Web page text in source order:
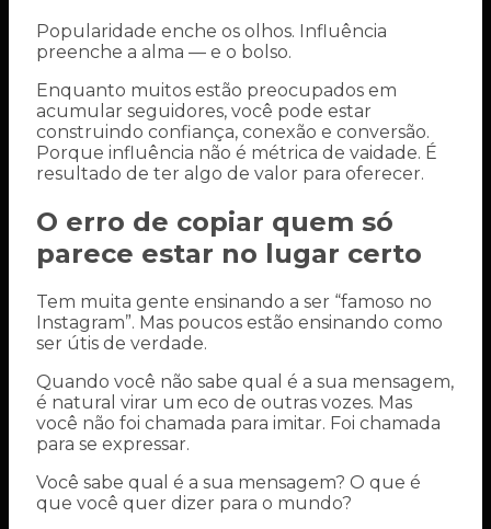
Popularidade enche os olhos. Influência
preenche a alma — e o bolso.
Enquanto muitos estão preocupados em
acumular seguidores, você pode estar
construindo confiança, conexão e conversão.
Porque influência não é métrica de vaidade. É
resultado de ter algo de valor para oferecer.
O erro de copiar quem só
parece estar no lugar certo
Tem muita gente ensinando a ser “famoso no
Instagram”. Mas poucos estão ensinando como
ser útis de verdade.
Quando você não sabe qual é a sua mensagem,
é natural virar um eco de outras vozes. Mas
você não foi chamada para imitar. Foi chamada
para se expressar.
Você sabe qual é a sua mensagem? O que é
que você quer dizer para o mundo?